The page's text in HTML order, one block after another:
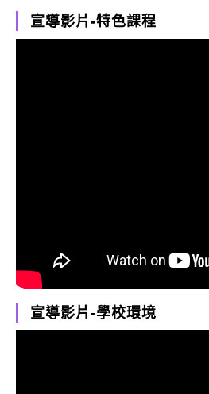
宣導影片-特色課程
宣導影片-學校環境